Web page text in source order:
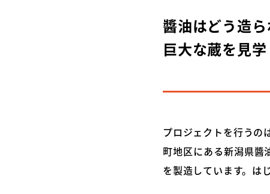
醬油はどう造ら
巨大な蔵を見学
プロジェクトを行うの
町地区にある新潟県醬
を製造しています。は